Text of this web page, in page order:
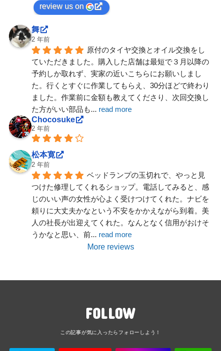
review us on
舞
2 年前
原付のタイヤ交換とオイル交換をし
ていただきました。購入した店舗は最短で３月以降の
予約しか取れず、実家の近いこちらにお願いしまし
た。行くとすぐに作業してもらえ、30分ほどで終わり
ました。作業前に金額も教えてくださり、次回交換し
た方がいい部品も... read more
Chocosuke
2 年前
松本寛
2 年前
ベッドランプの玉切れで、やっと見
つけた修理してくれるショップ。電話してみると、感
じのいい声の女性が心よく受けつけてくれた。ナビを
頼りに大丈夫かなという不安をかかえながら到着。美
人の社長が出迎えてくれた。なんとなく信用がおけそ
うかなと思い、前... read more
More reviews
FOLLOW